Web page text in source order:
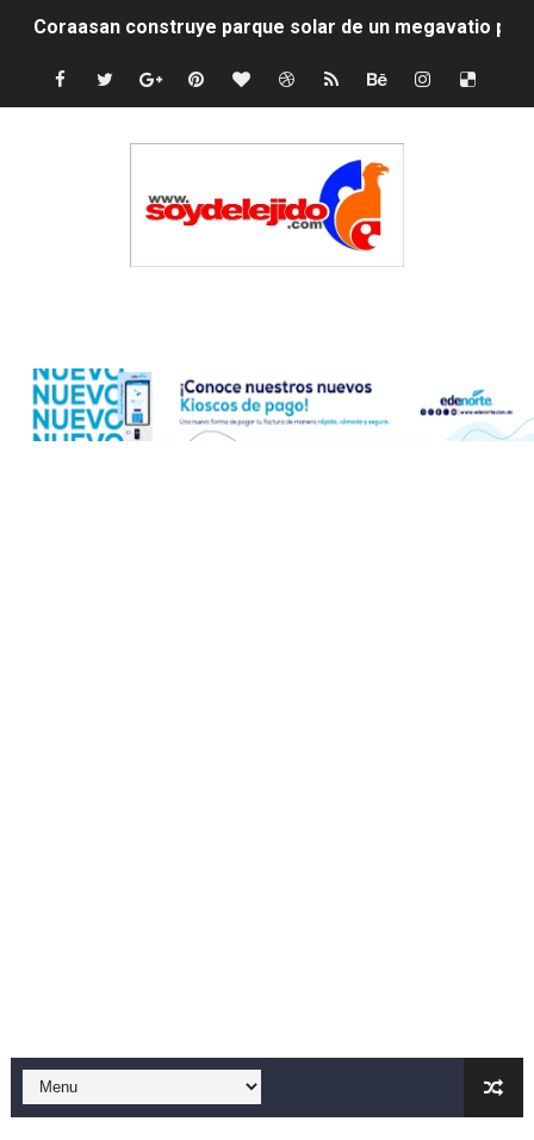
Coraasan construye parque solar de un megavatio
Irán apuesta por resistencia en disputa con Estados
Precio del dólar hoy viernes 7 de agosto de 2026
Un derrumbe en el centro de Cuba deja dos personas
La nube sahariana número 14 se ha alejado de
Gobierno español afirma retorno de 70.000 migrantes